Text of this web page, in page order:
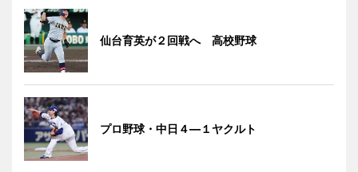
仙台育英が２回戦へ 高校野球
プロ野球・中日４―１ヤクルト